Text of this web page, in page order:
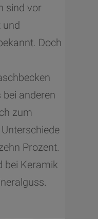
sind vor
und
Doch
anderen
zum
Prozent.
bei Keramik